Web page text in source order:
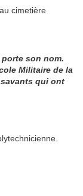
cimetière
porte son nom.
Militaire de la
savants qui ont